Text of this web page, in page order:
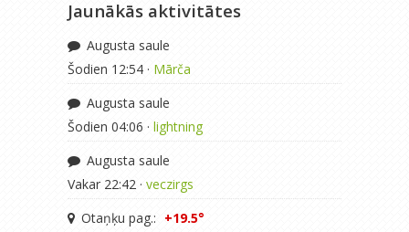
Jaunākās aktivitātes
Augusta saule
Šodien 12:54 · Mārča
Augusta saule
Šodien 04:06 · lightning
Augusta saule
Vakar 22:42 · veczirgs
Otaņķu pag.: +19.5°